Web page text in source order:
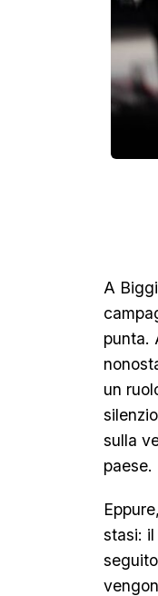
A
punta.
un
sulla
paese.
stasi: